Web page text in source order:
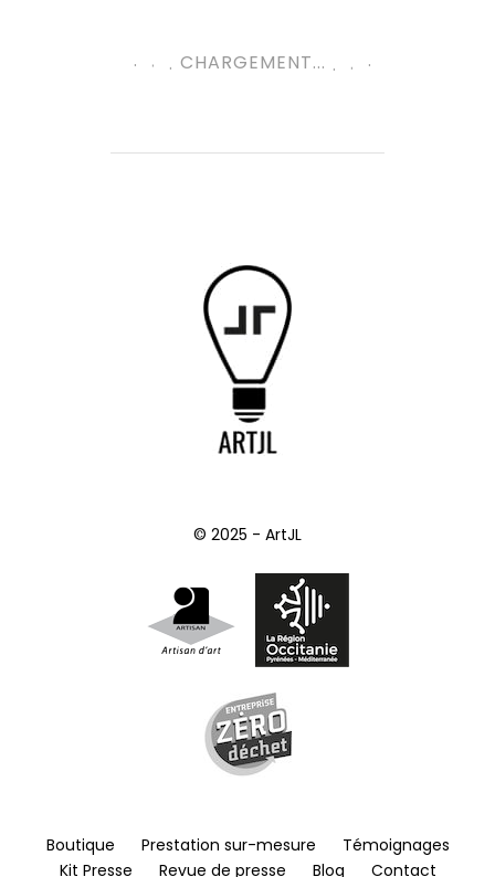
. . . CHARGEMENT... . . .
© 2025 - ArtJL
Boutique Prestation sur-mesure
Témoignages
Kit Presse
Revue de presse Blog Contact